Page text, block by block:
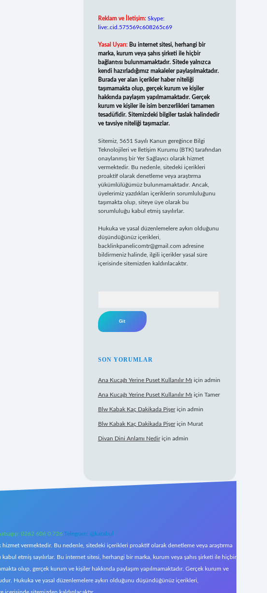
Reklam ve İletişim: Skype:
live:.cid.575569c608265c69
Yasal Uyarı: Bu internet sitesi, herhangi bir
marka, kurum veya şahıs şirketi ile hiçbir
bağlantısı bulunmamaktadır. Sitede yalnızca
kendi hazırladığımız makaleler paylaşılmaktadır.
Burada yer alan içerikler haber niteliği
taşımamakta olup, gerçek kurum ve kişiler
hakkında paylaşım yapılmamaktadır. Gerçek
kurum ve kişiler ile isim benzerlikleri tamamen
tesadüfidir. Sitemizdeki bilgiler taslak halindedir
ve tavsiye niteliği taşımazlar.
Sitemiz, 5651 Sayılı Kanun gereğince Bilgi
Teknolojileri ve İletişim Kurumu (BTK) tarafından
onaylanmış bir Yer Sağlayıcı olarak hizmet
vermektedir. Bu nedenle, sitedeki içerikleri
proaktif olarak denetleme veya araştırma
yükümlülüğümüz bulunmamaktadır. Ancak,
üyelerimiz yazdıkları içeriklerin sorumluluğunu
taşımakta olup, siteye üye olarak bu
sorumluluğu kabul etmiş sayılırlar.
Hukuka ve yasal düzenlemelere aykırı olduğunu
düşündüğünüz içerikleri,
backlinkpanelicomtr@gmail.com adresine
bildirmeniz halinde, ilgili içerikler yasal süre
içerisinde sitemizden kaldırılacaktır.
SON YORUMLAR
Ana Kucağı Yerine Puset Kullanılır Mı için admin
Ana Kucağı Yerine Puset Kullanılır Mı için Tamer
Blw Kabak Kaç Dakikada Pişeriçin admin
Blw Kabak Kaç Dakikada Pişeriçin Murat
Divan Dini Anlamı Nediriçin admin
0262 606 0 726 Telegram: @karabul
vermektedir. Bu nedenle, sitedeki içerikleri proaktif olarak denetleme veya araştırma
etmiş sayılırlar. Bu internet sitesi, herhangi bir marka, kurum veya şahıs şirketi ile hiçbir
olup, gerçek kurum ve kişiler hakkında paylaşım yapılmamaktadır. Gerçek kurum ve
Hukuka ve yasal düzenlemelere aykırı olduğunu düşündüğünüz içerikleri,